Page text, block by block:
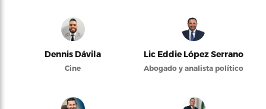
Dennis Dávila
Cine
Lic Eddie López Serrano
Abogado y analista político